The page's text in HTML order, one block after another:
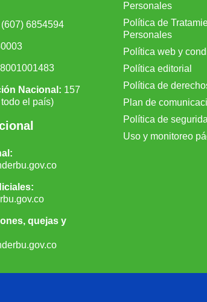
6854594
Nacional: 157
el país)
quejas y
gov.co
Personales
Política de
Personales
Política web y
Política editorial
Política de
Plan de
Política de
Uso y monitoreo